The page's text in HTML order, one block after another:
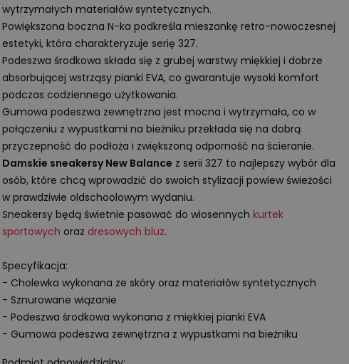
wytrzymałych materiałów syntetycznych.
Powiększona boczna N-ka podkreśla mieszankę retro-nowoczesnej
estetyki, która charakteryzuje serię 327.
Podeszwa środkowa składa się z grubej warstwy miękkiej i dobrze
absorbującej wstrząsy pianki EVA, co gwarantuje wysoki komfort
podczas codziennego użytkowania.
Gumowa podeszwa zewnętrzna jest mocna i wytrzymała, co w
połączeniu z wypustkami na bieżniku przekłada się na dobrą
przyczepność do podłoża i zwiększoną odporność na ścieranie.
Damskie sneakersy New Balance z serii 327 to najlepszy wybór dla
osób, które chcą wprowadzić do swoich stylizacji powiew świeżości
w prawdziwie oldschoolowym wydaniu.
Sneakersy będą świetnie pasować do wiosennych kurtek
sportowych oraz dresowych bluz.
Specyfikacja:
- Cholewka wykonana ze skóry oraz materiałów syntetycznych
- Sznurowane wiązanie
- Podeszwa środkowa wykonana z miękkiej pianki EVA
- Gumowa podeszwa zewnętrzna z wypustkami na bieżniku